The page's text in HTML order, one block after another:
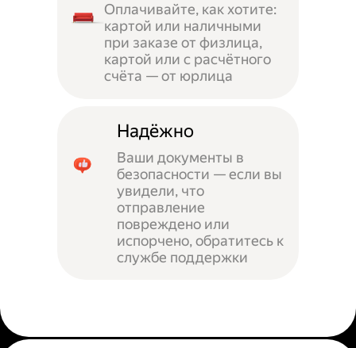
Оплачивайте, как хотите:
картой или наличными
при заказе от физлица,
картой или с расчётного
счёта — от юрлица
Надёжно
Ваши документы в
безопасности — если вы
увидели, что
отправление
повреждено или
испорчено, обратитесь к
службе поддержки